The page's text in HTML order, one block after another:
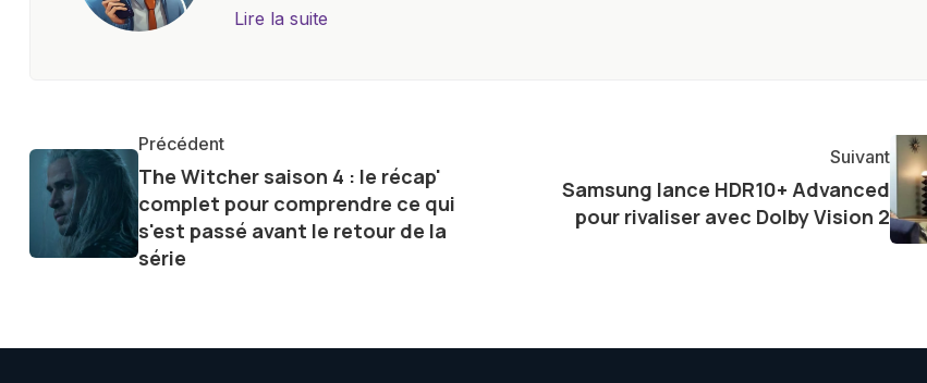
objectives, à couvrir des lancements de produits, et à interviewer des acteurs clés de
Lire la suite
Précédent
The Witcher saison 4 : le récap'
complet pour comprendre ce qui
s'est passé avant le retour de la
série
Suivant
Samsung lance HDR10+ Advanced
pour rivaliser avec Dolby Vision 2